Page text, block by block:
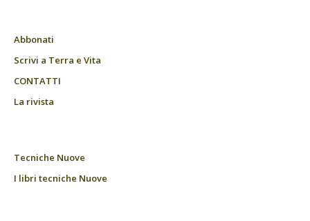
Abbonati
Scrivi a Terra e Vita
CONTATTI
La rivista
Tecniche Nuove
I libri tecniche Nuove